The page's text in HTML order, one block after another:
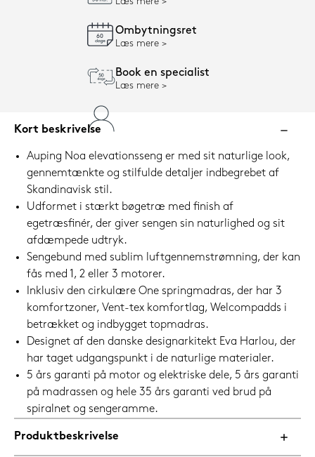
Ombytningsret
Læs mere
Book en specialist
Læs mere
Kort beskrivelse
Auping Noa elevationsseng er med sit naturlige look,
gennemtænkte og stilfulde detaljer indbegrebet af
Skandinavisk stil.
Udformet i stærkt bøgetræ med finish af
egetræsfinér, der giver sengen sin naturlighed og sit
afdæmpede udtryk.
Sengebund med sublim luftgennemstrømning, der kan
fås med 1, 2 eller 3 motorer.
Inklusiv den cirkulære One springmadras, der har 3
komfortzoner, Vent-tex komfortlag, Welcompadds i
betrækket og indbygget topmadras.
Designet af den danske designarkitekt Eva Harlou, der
har taget udgangspunkt i de naturlige materialer.
5 års garanti på motor og elektriske dele, 5 års garanti
på madrassen og hele 35 års garanti ved brud på
spiralnet og sengeramme.
Produktbeskrivelse